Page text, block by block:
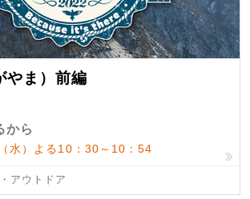
やま）前編
から
水）よる10：30～10：54
アウトドア